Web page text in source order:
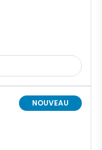
NOUVEAU